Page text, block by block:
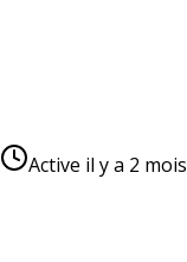
Active il y a 2 mois